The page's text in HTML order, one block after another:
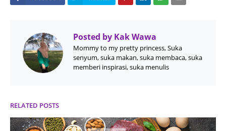
Posted by Kak Wawa
Mommy to my pretty princess, Suka
senyum, suka makan, suka membaca, suka
memberi inspirasi, suka menulis
RELATED POSTS